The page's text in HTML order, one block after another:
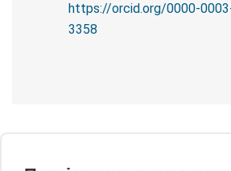
https://orcid.org/0000-
3358